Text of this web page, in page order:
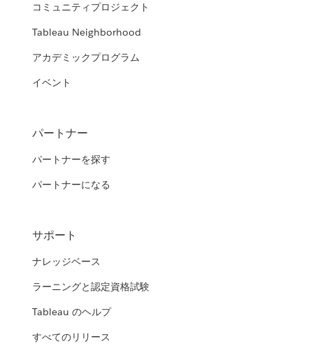
コミュニティプロジェクト
Tableau Neighborhood
アカデミックプログラム
イベント
パートナー
パートナーを探す
パートナーになる
サポート
ナレッジベース
ラーニングと認定資格試験
Tableau のヘルプ
すべてのリリース